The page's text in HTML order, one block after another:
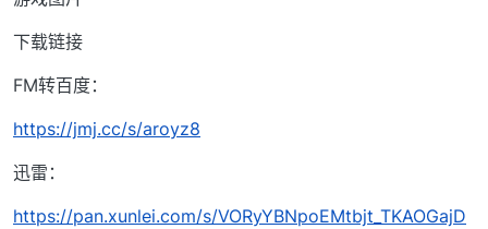
下载链接
FM转百度：
https://jmj.cc/s/aroyz8
迅雷：
https://pan.xunlei.com/s/VORyYBNpoEMtbjt_TKAOGajD